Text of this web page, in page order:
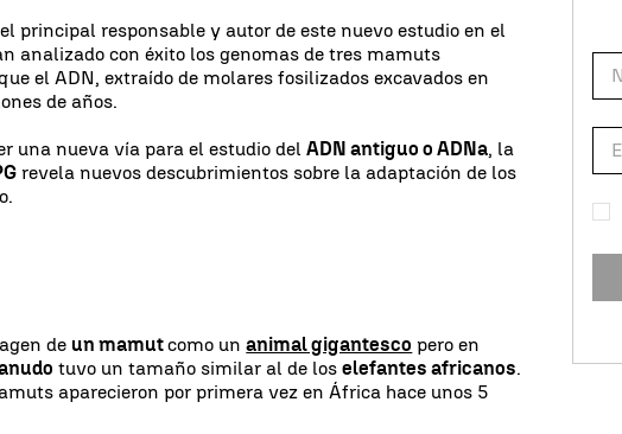
principal responsable y autor de este nuevo estudio en el
analizado con éxito los genomas de tres mamuts
el ADN, extraído de molares fosilizados excavados en
de años.
una nueva vía para el estudio delADN antiguo o ADNa, la
revela nuevos descubrimientos sobre la adaptación de los
de un mamutcomo unanimal gigantesco pero en
tuvo un tamaño similar al de loselefantes africanos.
aparecieron por primera vez en África hace unos 5